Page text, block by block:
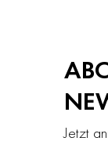
Jetzt